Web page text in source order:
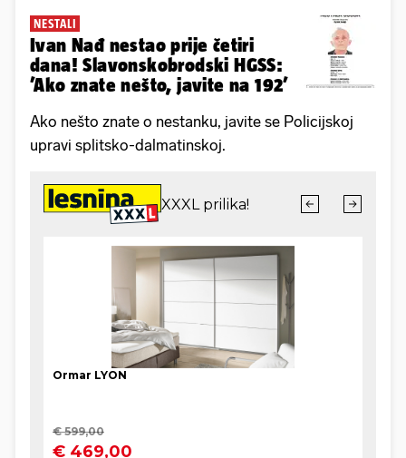
NESTALI
Ivan Nađ nestao prije četiri
dana! Slavonskobrodski HGSS:
’Ako znate nešto, javite na 192’
Ako nešto znate o nestanku, javite se Policijskoj
upravi splitsko-dalmatinskoj.